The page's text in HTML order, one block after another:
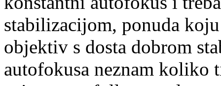
stabilizacijom, ponuda
objektiv s dosta dobrom
autofokusa neznam koliko